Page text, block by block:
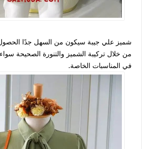
شميز علي جيبة سيكون من السهل جدًا
من خلال تركيبة الشميز والتنورة الصحيحة سواء
في المناسبات الخاصة.